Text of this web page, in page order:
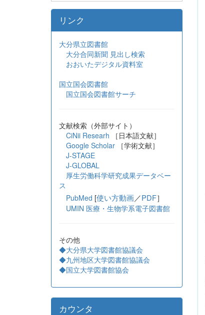
リンク
大分県立図書館
大分合同新聞 見出し検索
おおいたデジタル資料室
国立国会図書館
国立国会図書館サーチ
文献検索（外部サイト）
CiNii Researh ［日本語文献］
Google Scholar
［学術文献］
J-STAGE
J-GLOBAL
厚生労働科学研究成果データベー
ス
PubMed [使い方動画／PDF］
UMIN 医療・生物学系電子図書館
その他
◆大分県大学図書館協議会
◆九州地区大学図書館協議会
◆国立大学図書館協会
カウンタ